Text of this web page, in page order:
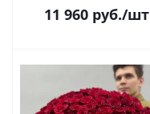
11 960руб./шт